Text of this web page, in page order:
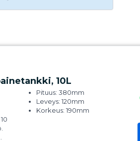
10L
Pituus: 380mm
Leveys: 120mm
Korkeus: 190mm